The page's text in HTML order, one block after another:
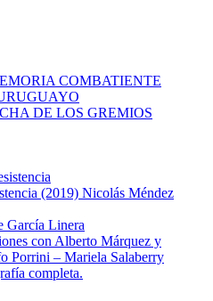
COMBATIENTE
DE LOS GREMIOS
(2019) Nicolás Méndez
García Linera
con Alberto Márquez y
Porrini – Mariela Salaberry
completa.